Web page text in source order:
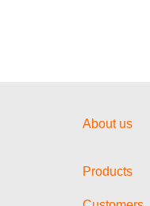
About us
Products